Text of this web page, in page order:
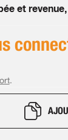
et revenue,
.